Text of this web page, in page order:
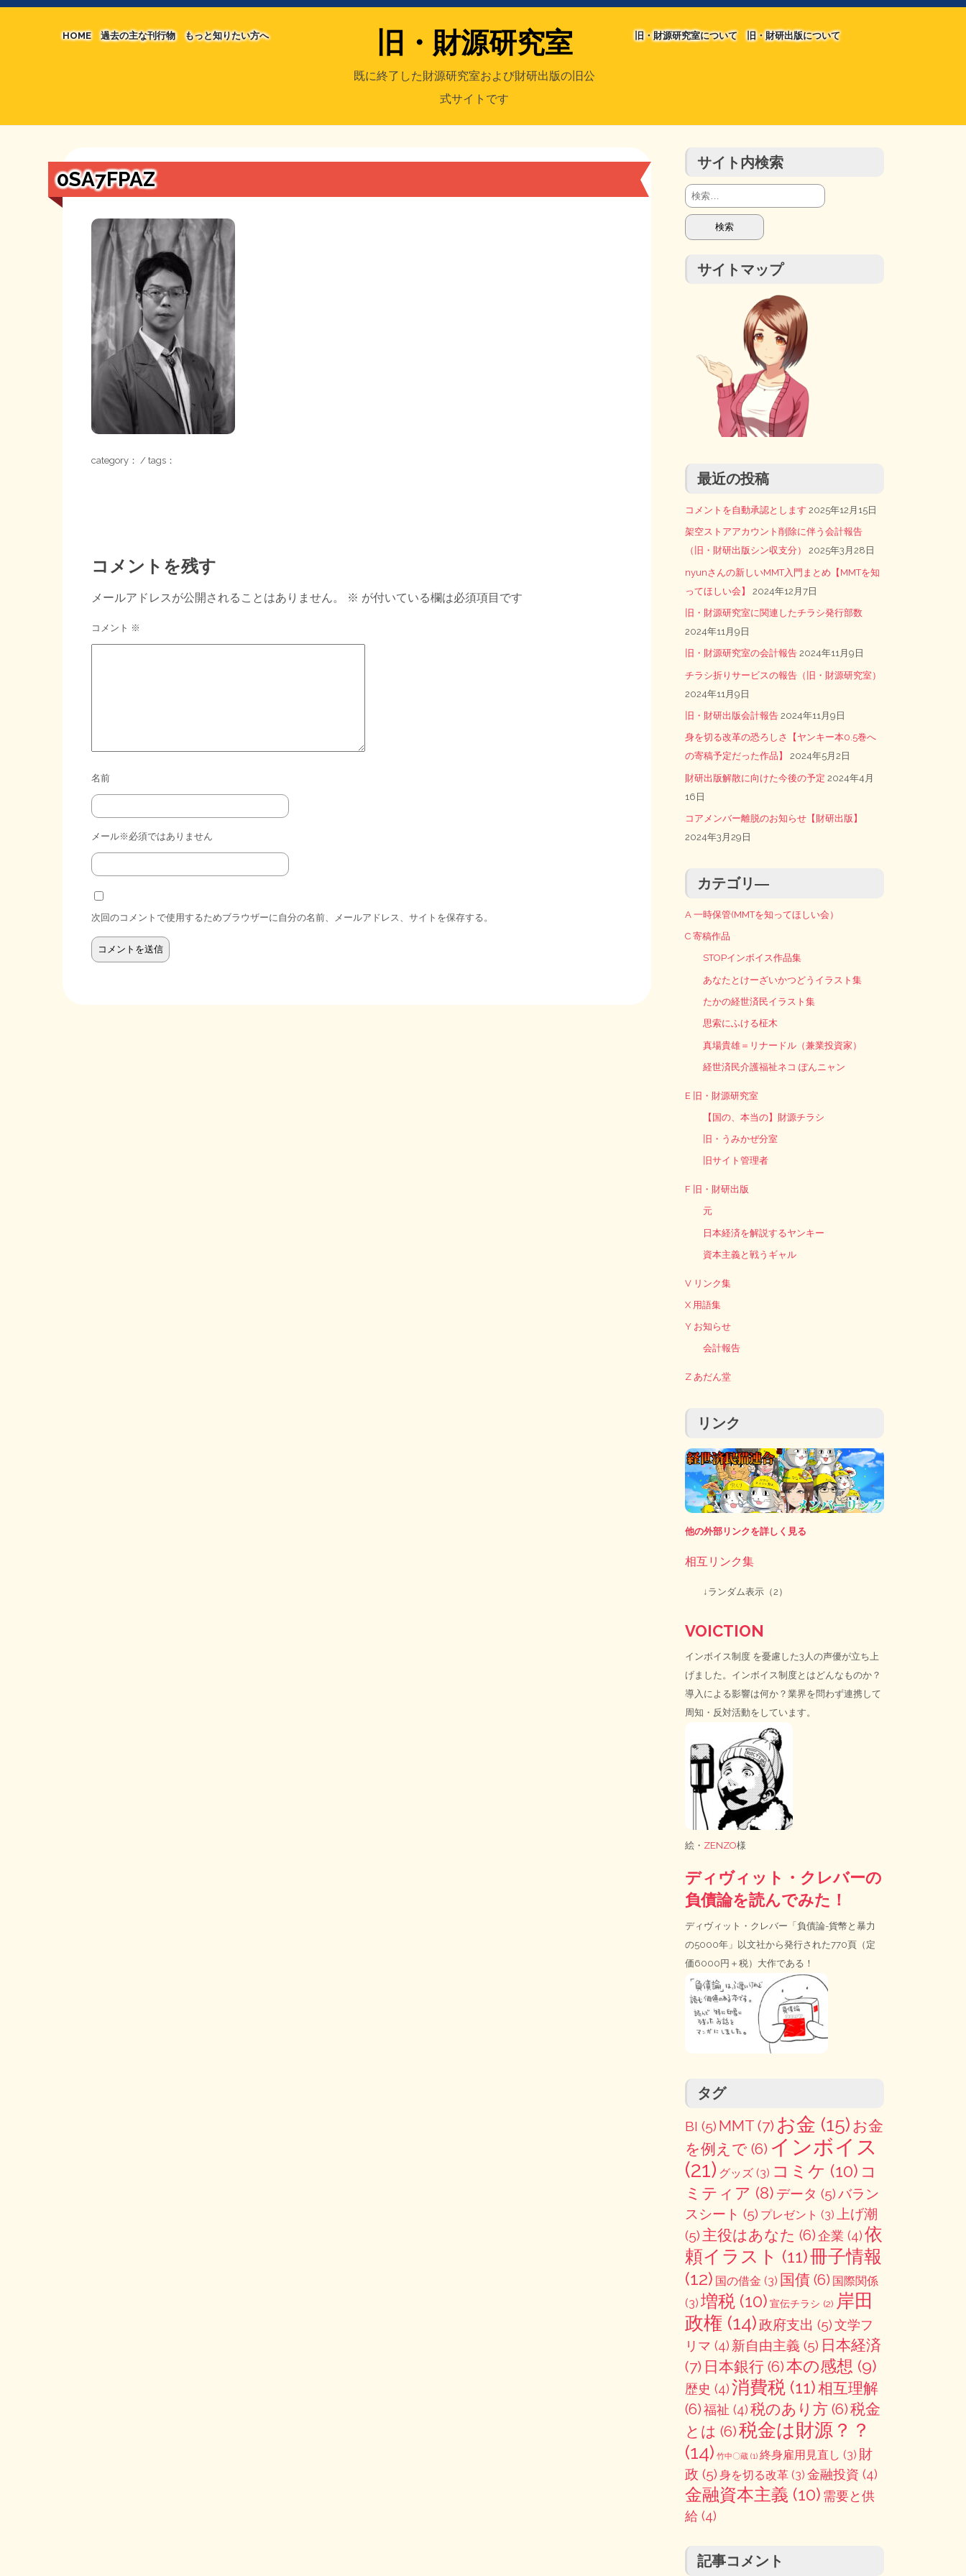
HOME 過去の主な刊行物 もっと知りたい方へ
用語集
旧・財源研究室
既に終了した財源研究室および財研出版の旧公
式サイトです
旧・財源研究室について 旧・財研出版について
0SA7FPAZ
category： / tags：
コメントを残す
メールアドレスが公開されることはありません。 ※ が付いている欄は必須項目です
コメント ※
名前
メール※必須ではありません
次回のコメントで使用するためブラウザーに自分の名前、メールアドレス、サイトを保存する。
サイト内検索
検
索:
サイトマップ
最近の投稿
コメントを自動承認とします 2025年12月15日
架空ストアアカウント削除に伴う会計報告
（旧・財研出版シン収支分）
2025年3月28日
nyunさんの新しいMMT入門まとめ【MMTを知
ってほしい会】
2024年12月7日
旧・財源研究室に関連したチラシ発行部数
2024年11月9日
旧・財源研究室の会計報告 2024年11月9日
チラシ折りサービスの報告（旧・財源研究室）
2024年11月9日
旧・財研出版会計報告 2024年11月9日
身を切る改革の恐ろしさ【ヤンキー本0.5巻へ
の寄稿予定だった作品】
2024年5月2日
財研出版解散に向けた今後の予定 2024年4月
16日
コアメンバー離脱のお知らせ【財研出版】
2024年3月29日
カテゴリ―
A 一時保管(MMTを知ってほしい会）
C 寄稿作品
STOPインボイス作品集
あなたとけーざいかつどうイラスト集
たかの経世済民イラスト集
思索にふける柾木
真場貴雄＝リナードル（兼業投資家）
経世済民介護福祉ネコ ぽんニャン
E 旧・財源研究室
【国の、本当の】財源チラシ
旧・うみかぜ分室
旧サイト管理者
F 旧・財研出版
元
日本経済を解説するヤンキー
資本主義と戦うギャル
V リンク集
X 用語集
Y お知らせ
会計報告
Z あだん堂
リンク
他の外部リンクを詳しく見る
相互リンク集
↓ランダム表示（2）
VOICTION
インボイス制度を憂慮した3人の声優が立ち上
げました。インボイス制度とはどんなものか？
導入による影響は何か？業界を問わず連携して
周知・反対活動をしています。
絵・ ZENZO様
ディヴィット・クレバーの
負債論を読んでみた！
ディヴィット・クレバー「負債論-貨幣と暴力
の5000年」以文社から発行された770頁（定
価6000円＋税）大作である！
タグ
BI (5) MMT(7) お金 (15) お金
を例えで(6) インボイス
(21) グッズ(3) コミケ (10) コ
ミティア (8) データ (5)バラン
スシート (5) プレゼント (3) 上げ潮
(5) 主役はあなた (6)企業 (4)依
頼イラスト (11)冊子情報
(12) 国の借金 (3) 国債(6) 国際関係
(3) 増税(10) 宣伝チラシ (2) 岸田
政権 (14)政府支出 (5)文学フ
リマ (4) 新自由主義 (5) 日本経済
(7) 日本銀行(6)本の感想 (9)
歴史 (4)消費税(11)相互理解
(6)福祉 (4)税のあり方(6)税金
とは (6)税金は財源？？
(14) 竹中〇蔵(1) 終身雇用見直し (3) 財
政 (5) 身を切る改革(3) 金融投資 (4)
金融資本主義 (10) 需要と供
給 (4)
記事コメント